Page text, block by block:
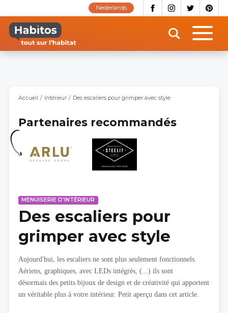
contenu
principal
Nederlands
Accueil Intérieur Des escaliers pour grimper avec style
Partenaires recommandés
MENUISERIE D'INTÉRIEUR
Des escaliers pour
grimper avec style
Aujourd'hui, les escaliers ne sont plus seulement fonctionnels.
Aériens, graphiques, avec LEDs intégrés, (...) ils sont
désormais des petits bijoux de design et de créativité qui apportent
un véritable plus à votre intérieur. Petit aperçu dans cet article.